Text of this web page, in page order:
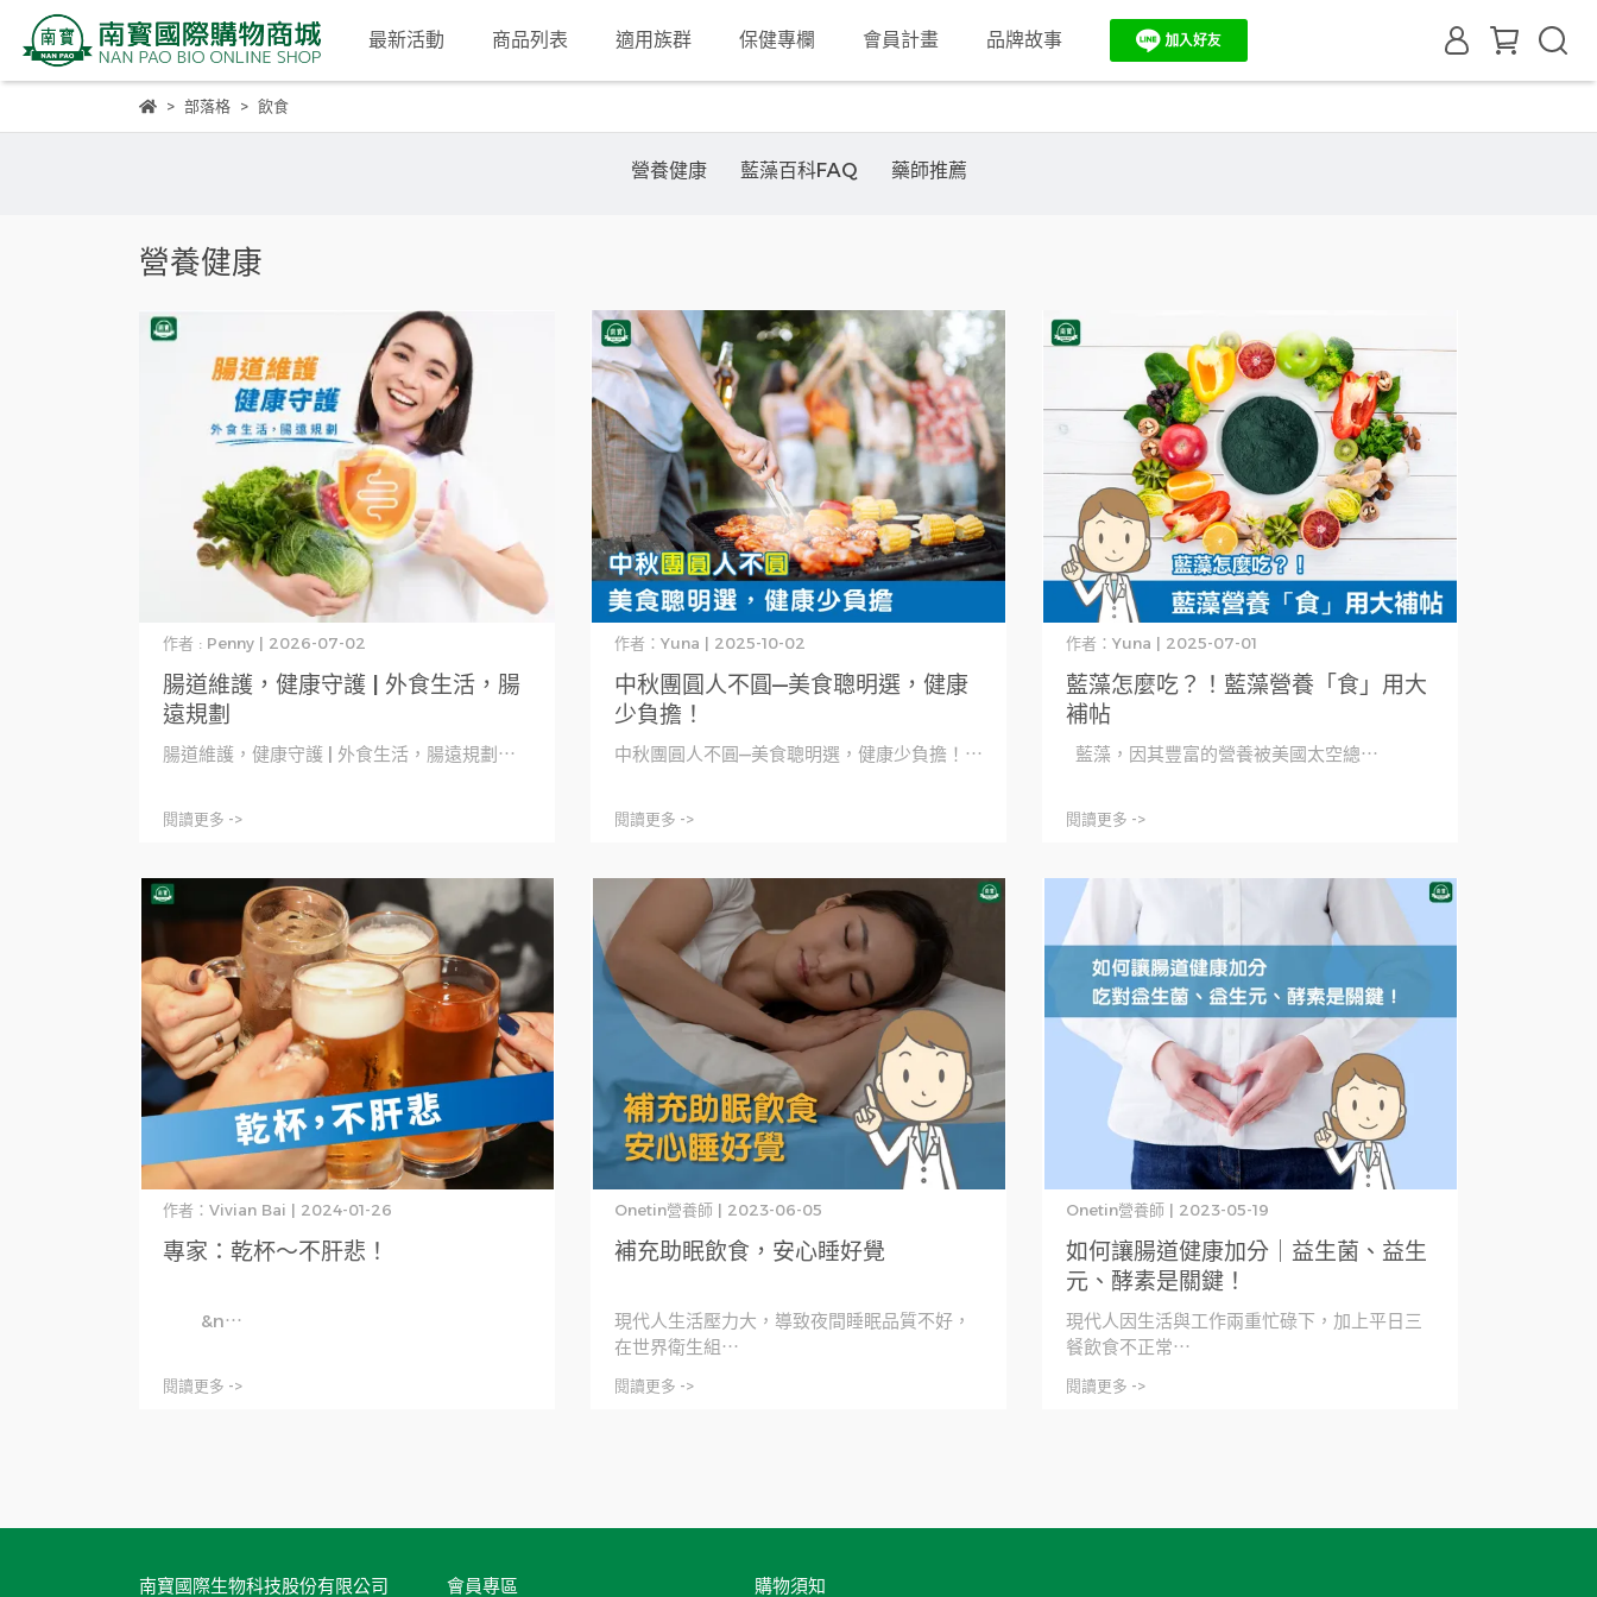
最新活動 商品列表 適用族群 保健專欄 會員計畫 品牌故事
部落格 飲食
營養健康 藍藻百科FAQ 藥師推薦
營養健康
腸道維護，健康守護 | 外食生活，腸
遠規劃
作者 : Penny | 2026-07-02
腸道維護，健康守護 | 外食生活，腸遠規劃⋯
閱讀更多 ->
中秋團圓人不圓—美食聰明選，健康
少負擔！
作者：Yuna | 2025-10-02
中秋團圓人不圓—美食聰明選，健康少負擔！⋯
閱讀更多 ->
藍藻怎麼吃？！藍藻營養「食」用大
補帖
作者：Yuna | 2025-07-01
藍藻，因其豐富的營養被美國太空總⋯
閱讀更多 ->
專家：乾杯～不肝悲！
作者：Vivian Bai | 2024-01-26
&n⋯
閱讀更多 ->
補充助眠飲食，安心睡好覺
Onetin營養師 | 2023-06-05
現代人生活壓力大，導致夜間睡眠品質不好，
在世界衛生組⋯
閱讀更多 ->
如何讓腸道健康加分｜益生菌、益生
元、酵素是關鍵！
Onetin營養師 | 2023-05-19
現代人因生活與工作兩重忙碌下，加上平日三
餐飲食不正常⋯
閱讀更多 ->
南寶國際生物科技股份有限公司
會員專區 購物須知